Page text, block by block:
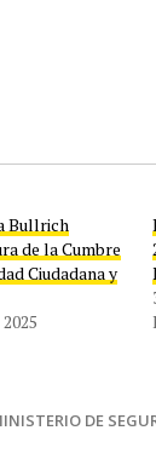
Bullrich
de la Cumbre
Ciudadana y
DE